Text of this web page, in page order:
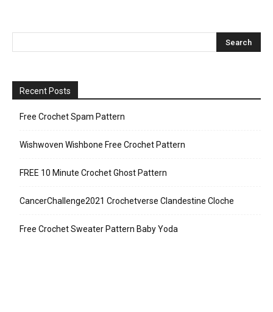
Recent Posts
Free Crochet Spam Pattern
Wishwoven Wishbone Free Crochet Pattern
FREE 10 Minute Crochet Ghost Pattern
CancerChallenge2021 Crochetverse Clandestine Cloche
Free Crochet Sweater Pattern Baby Yoda